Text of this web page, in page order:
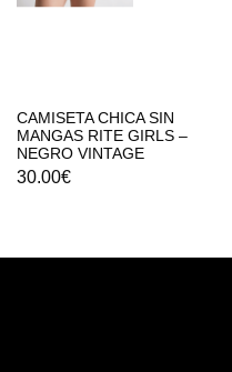
CAMISETA CHICA SIN
MANGAS RITE GIRLS –
NEGRO VINTAGE
30.00€